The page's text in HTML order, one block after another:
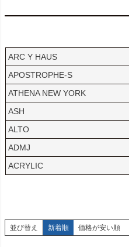
ARC Y HAUS
APOSTROPHE-S
ATHENA NEW YORK
ASH
ALTO
ADMJ
ACRYLIC
並び替え 新着順 価格が安い順